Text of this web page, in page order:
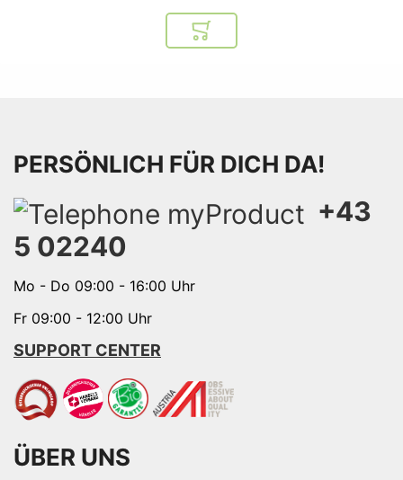
In den Warenkorb
PERSÖNLICH FÜR DICH DA!
+43
5 02240
Mo - Do 09:00 - 16:00 Uhr
Fr 09:00 - 12:00 Uhr
SUPPORT CENTER
ÜBER UNS